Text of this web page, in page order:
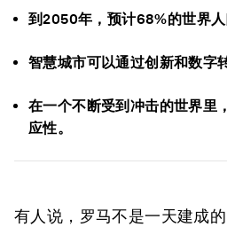
到2050年，预计68%的世界人
智慧城市可以通过创新和数字
在一个不断受到冲击的世界里
应性。
有人说，罗马不是一天建成